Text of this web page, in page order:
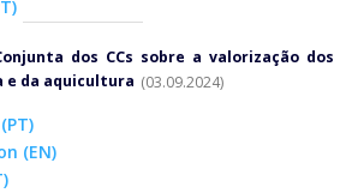
dos CCs sobre a valorização dos
e da aquicultura (03.09.2024)
(EN)